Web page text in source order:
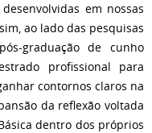
em nossas
ao lado das pesquisas
graduação de cunho
profissional para
contornos claros na
da reflexão voltada
dentro dos próprios